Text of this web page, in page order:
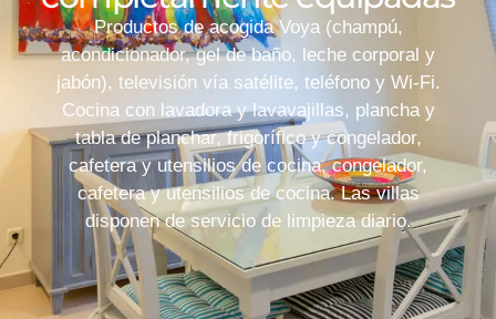
Productos de acogida Voya (champú,
acondicionador, gel de baño, leche corporal y
jabón), televisión vía satélite, teléfono y Wi-Fi.
Cocina con lavadora y lavavajillas, plancha y
tabla de planchar, frigorífico y congelador,
cafetera y utensilios de cocina, congelador,
cafetera y utensilios de cocina. Las villas
disponen de servicio de limpieza diario.